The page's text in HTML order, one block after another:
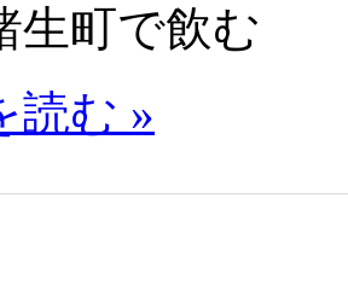
生町で飲む
読む »